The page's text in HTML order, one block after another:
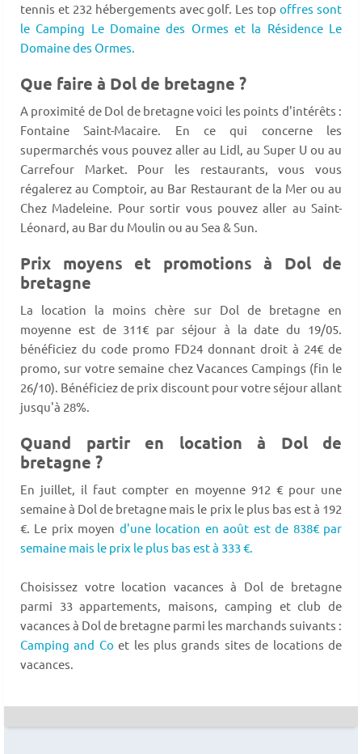
tennis et 232 hébergements avec golf. Les topoffres sont
le Camping Le Domaine des Ormes et la Résidence Le
Domaine des Ormes.
Que faire à Dol de bretagne ?
A proximité de Dol de bretagne voici les points d'intérêts :
Fontaine Saint-Macaire. En ce qui concerne les
supermarchés vous pouvez aller au Lidl, au Super U ou au
Carrefour Market. Pour les restaurants, vous vous
régalerez au Comptoir, au Bar Restaurant de la Mer ou au
Chez Madeleine. Pour sortir vous pouvez aller au Saint-
Léonard, au Bar du Moulin ou au Sea & Sun.
Prix moyens et promotions à Dol de
bretagne
La location la moins chère sur Dol de bretagne en
moyenne est de 311€ par séjour à la date du 19/05.
bénéficiez du code promo FD24 donnant droit à 24€ de
promo, sur votre semaine chez Vacances Campings (fin le
26/10). Bénéficiez de prix discount pour votre séjour allant
jusqu'à 28%.
Quand partir en location à Dol de
bretagne ?
En juillet, il faut compter en moyenne 912 € pour une
semaine à Dol de bretagne mais le prix le plus bas est à 192
€. Le prix moyen d'une location en août est de 838€ par
semaine mais le prix le plus bas est à 333 €.
Choisissez votre location vacances à Dol de bretagne
parmi 33 appartements, maisons, camping et club de
vacances à Dol de bretagne parmi les marchands suivants :
Camping and Co et les plus grands sites de locations de
vacances.